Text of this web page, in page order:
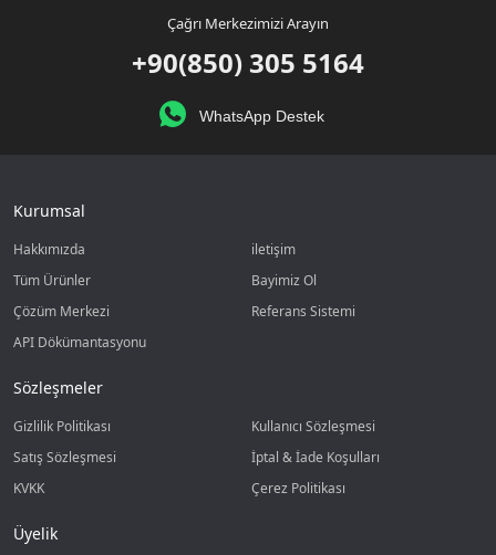
Çağrı Merkezimizi Arayın
+90(850) 305 5164
WhatsApp Destek
Kurumsal
Hakkımızda
iletişim
Tüm Ürünler
Bayimiz Ol
Çözüm Merkezi
Referans Sistemi
API Dökümantasyonu
Sözleşmeler
Gizlilik Politikası
Kullanıcı Sözleşmesi
Satış Sözleşmesi
İptal & İade Koşulları
KVKK
Çerez Politikası
Üyelik